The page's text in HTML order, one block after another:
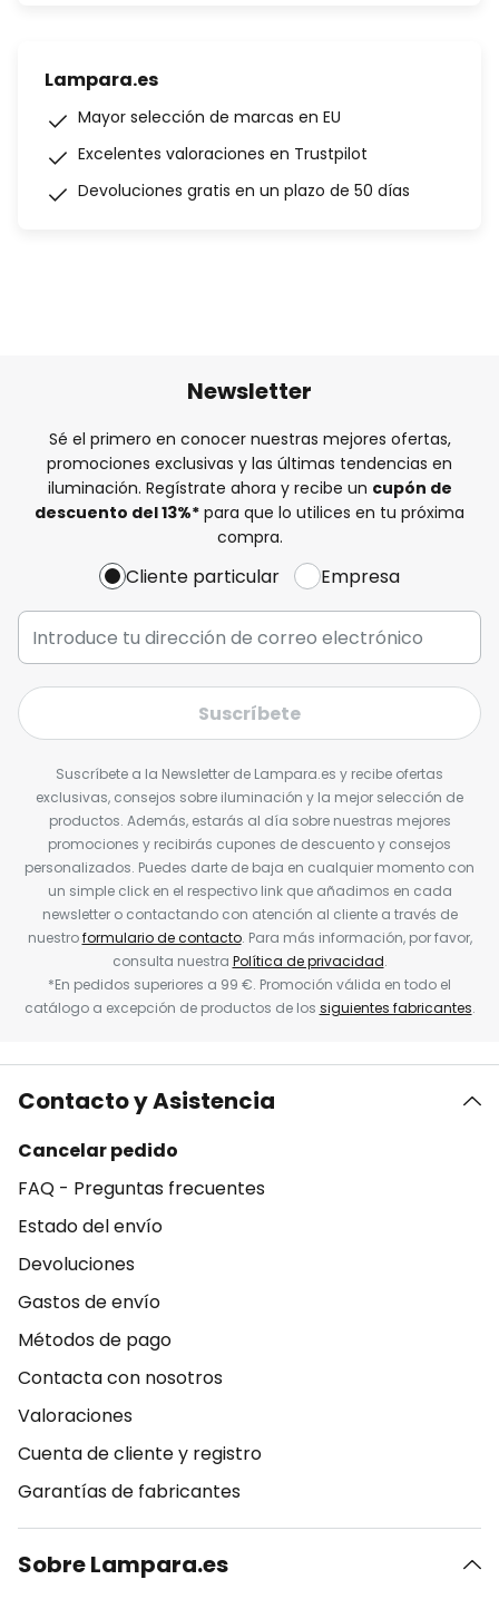
Lampara.es
Mayor selección de marcas en EU
Excelentes valoraciones en Trustpilot
Devoluciones gratis en un plazo de 50 días
Newsletter
Sé el primero en conocer nuestras mejores ofertas,
promociones exclusivas y las últimas tendencias en
iluminación. Regístrate ahora y recibe un cupón de
descuento del13%* para que lo utilices en tu próxima
compra.
Cliente particular Empresa
Suscríbete
Suscríbete a la Newsletter de Lampara.es y recibe ofertas
exclusivas, consejos sobre iluminación y la mejor selección de
productos. Además, estarás al día sobre nuestras mejores
promociones y recibirás cupones de descuento y consejos
personalizados. Puedes darte de baja en cualquier momento con
un simple click en el respectivo link que añadimos en cada
newsletter o contactando con atención al cliente a través de
nuestroformulario de contacto. Para más información, por favor,
consulta nuestra Política de privacidad.
*En pedidos superiores a 99 €. Promoción válida en todo el
catálogo a excepción de productos de los siguientes fabricantes.
Contacto y Asistencia
Cancelar pedido
FAQ - Preguntas frecuentes
Estado del envío
Devoluciones
Gastos de envío
Métodos de pago
Contacta con nosotros
Valoraciones
Cuenta de cliente y registro
Garantías de fabricantes
Sobre Lampara.es